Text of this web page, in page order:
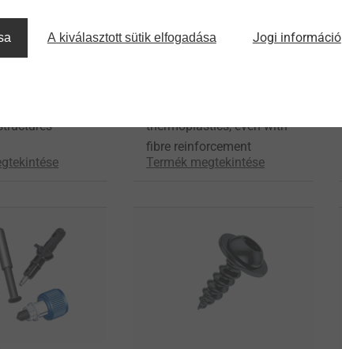
®
thermoplastics, even with
fibre reinforcement
Termék megtekintése
A kiválasztott sütik elfogadása Jogi információ